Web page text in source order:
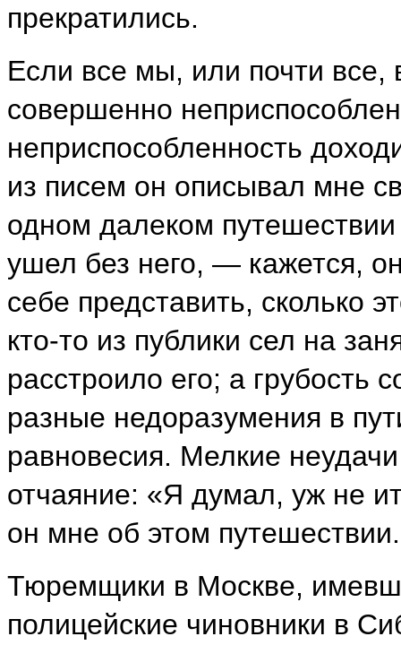
прекратились.
Если все мы, или почти все,
совершенно
неприспособленность
из писем он описывал мне
одном далеком
ушел без него, — кажется,
себе представить, сколько
кто-то из публики сел на
расстроило его; а грубость
разные недоразумения в
равновесия. Мелкие
отчаяние: «Я думал, уж не
он мне об этом путешествии.
Тюремщики в Москве,
полицейские чиновники в